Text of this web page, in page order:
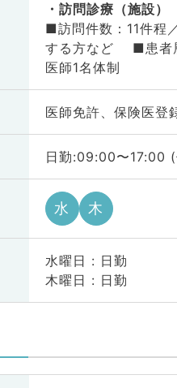
訪問診療（施設）
■訪問件数：11件程
する方など ■患者
医師1名体制
医師免許、保険医登
日勤:09:00〜17:00
水 木
水曜日 : 日勤
木曜日 : 日勤